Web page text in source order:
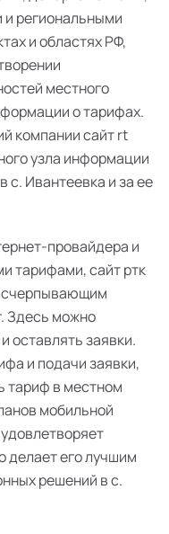
региональными
и областях РФ,
местного
о тарифах.
компании сайт rt
узла информации
с. Ивантеевка и за ее
провайдера и
тарифами, сайт ртк
Здесь можно
оставлять заявки.
и подачи заявки,
тариф в местном
мобильной
делает его лучшим
решений в с.